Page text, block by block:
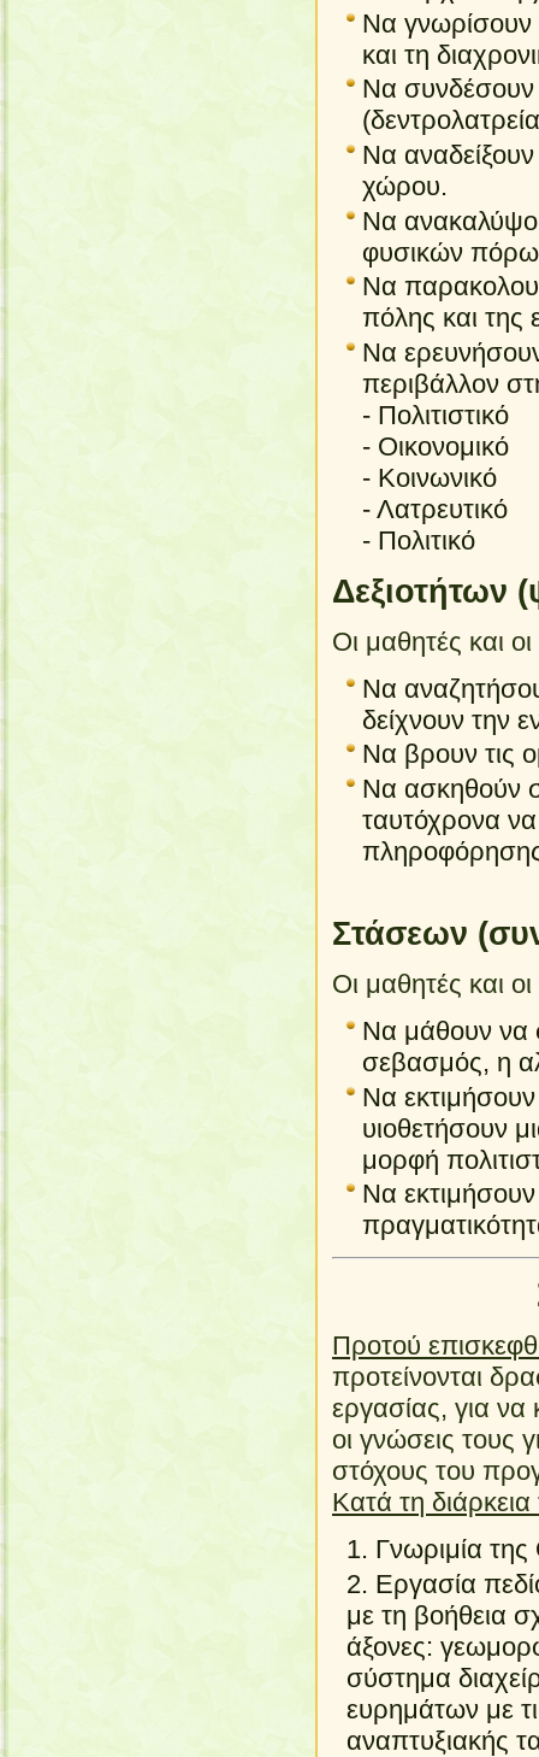
Να γνωρίσουν
και τη
Να συνδέσουν
Να
χώρου.
Να
φυσικών
Να
πόλης και της
Να
περιβάλλον
- Πολιτιστικό
- Οικονομικό
- Κοινωνικό
- Λατρευτικό
- Πολιτικό
Δεξιοτήτων
Οι μαθητές και
Να
δείχνουν την
Να βρουν τις
Να ασκηθούν
ταυτόχρονα
Στάσεων
Οι μαθητές και
Να μάθουν να
σεβασμός, η
Να
υιοθετήσουν
μορφή
Να
Προτού
προτείνονται
εργασίας, για να
οι γνώσεις τους
στόχους του
Κατά τη
Γνωριμία
Εργασία
με τη βοήθεια
άξονες:
σύστημα
ευρημάτων με
αναπτυξιακής